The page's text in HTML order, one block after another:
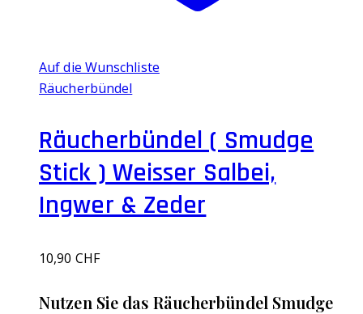
Auf die Wunschliste
Räucherbündel
Räucherbündel ( Smudge
Stick ) Weisser Salbei,
Ingwer & Zeder
10,90 CHF
Nutzen Sie das Räucherbündel Smudge